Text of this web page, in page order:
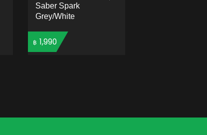
Saber Spark
Grey/White
฿ 1,990